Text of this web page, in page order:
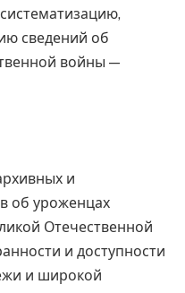
сведений об
войны —
и
об уроженцах
Отечественной
и доступности
и широкой